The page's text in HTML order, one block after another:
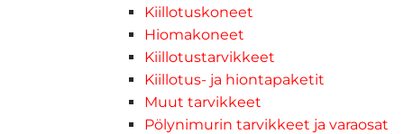
Kiillotuskoneet
Hiomakoneet
Kiillotustarvikkeet
Kiillotus- ja hiontapaketit
Muut tarvikkeet
Pölynimurin tarvikkeet ja varaosat